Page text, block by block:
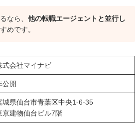
なら、他の転職エージェントと並行し
めです。
式会社マイナビ
公開
城県仙台市青葉区中央1-6-35
京建物仙台ビル7階